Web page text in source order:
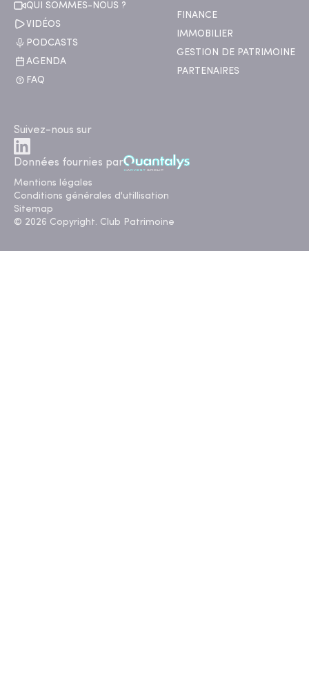
QUI SOMMES-NOUS ?
VIDÉOS
PODCASTS
AGENDA
FAQ
FINANCE
IMMOBILIER
GESTION DE PATRIMOINE
PARTENAIRES
Suivez-nous sur
Données fournies par
Mentions légales
Conditions générales d'utillisation
Sitemap
© 2026 Copyright. Club Patrimoine